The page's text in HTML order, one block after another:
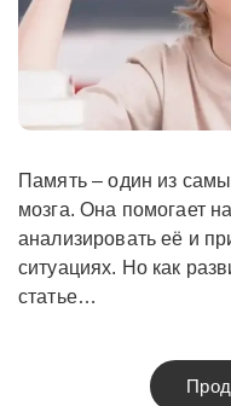
Память – один из самых важных инструментов нашего
мозга. Она помогает
анализировать её и
ситуациях. Но как
статье…